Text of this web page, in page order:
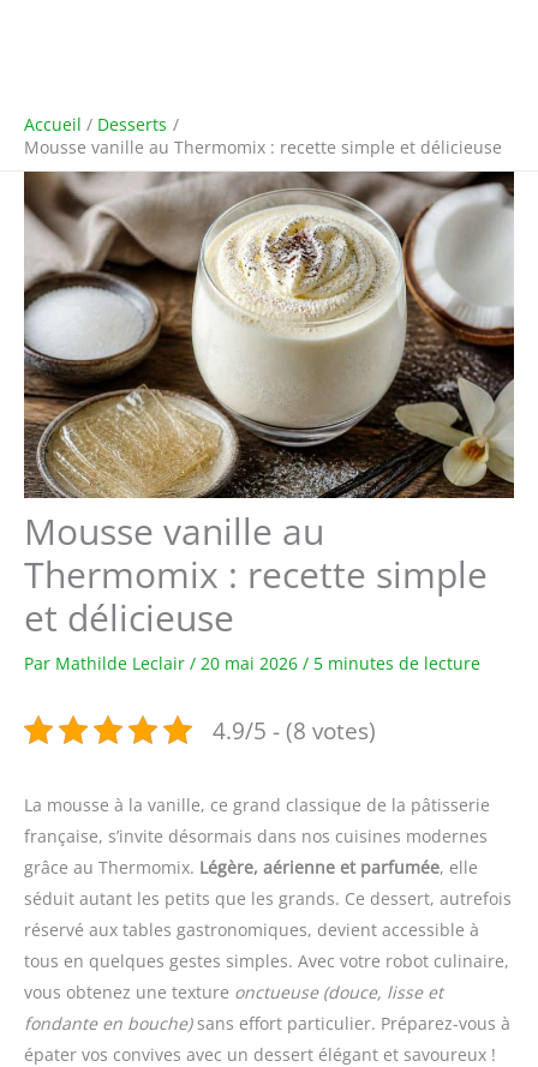
Accueil
Desserts
Mousse vanille au Thermomix : recette simple et délicieuse
Mousse vanille au
Thermomix : recette simple
et délicieuse
Par Mathilde Leclair / 20 mai 2026 / 5 minutes de lecture
4.9/5 - (8 votes)
La mousse à la vanille, ce grand classique de la pâtisserie
française, s’invite désormais dans nos cuisines modernes
grâce au Thermomix. Légère, aérienne et parfumée, elle
séduit autant les petits que les grands. Ce dessert, autrefois
réservé aux tables gastronomiques, devient accessible à
tous en quelques gestes simples. Avec votre robot culinaire,
vous obtenez une texture onctueuse (douce, lisse et
fondante en bouche)sans effort particulier. Préparez-vous à
épater vos convives avec un dessert élégant et savoureux !